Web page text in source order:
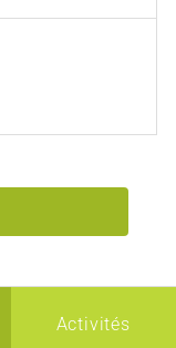
Activités